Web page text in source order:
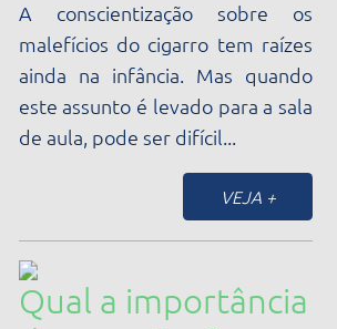
ainda na infância. Mas quando
este assunto é levado para a sala
de aula, pode ser difícil...
VEJA +
Qual a importância
da capacitação no
ensino